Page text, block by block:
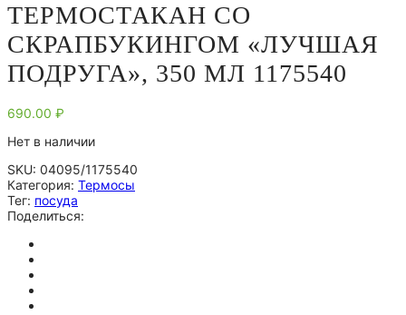
ТЕРМОСТАКАН СО
СКРАПБУКИНГОМ «ЛУЧШАЯ
ПОДРУГА», 350 МЛ 1175540
690.00 ₽
Нет в наличии
SKU: 04095/1175540
Категория: Термосы
Тег: посуда
Поделиться: